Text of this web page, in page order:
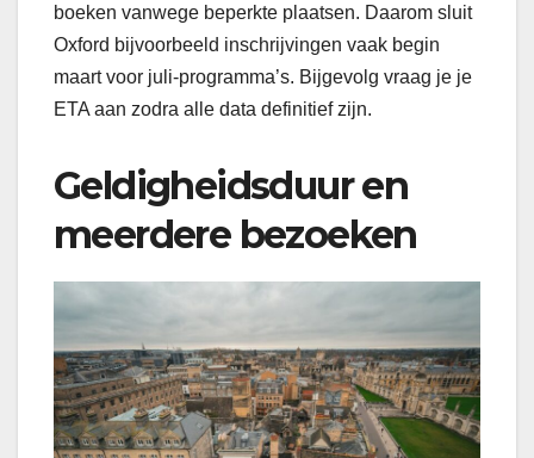
boeken vanwege beperkte plaatsen. Daarom sluit
Oxford bijvoorbeeld inschrijvingen vaak begin
maart voor juli-programma’s. Bijgevolg vraag je je
ETA aan zodra alle data definitief zijn.
Geldigheidsduur en
meerdere bezoeken